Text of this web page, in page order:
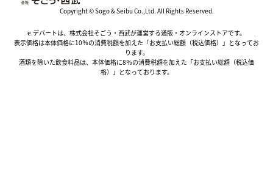
Copyright © Sogo & Seibu Co.,Ltd. All Rights Reserved.
e.デパートは、株式会社そごう・西武が運営する通販・オンラインストアです。
表示価格は本体価格に10％の消費税額を加えた「お支払い総額（税込価格）」となってお
ります。
酒類を除いた飲食料品は、本体価格に8％の消費税額を加えた「お支払い総額（税込価
格）」となっております。